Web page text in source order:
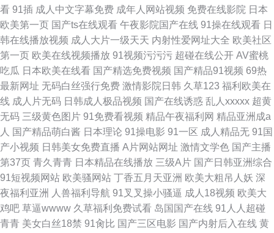
看 91插 成人中文字幕免费 成年人网站视频 免费在线影院 日本
欧美第一页 国产ts在线观看 午夜影院国产在线 91操在线观看 日
韩在线播放视频 成人大片一级天天 内射性爱网址大全 欧美社区
第一页 欧美在线视频播放 91视频污污污 超碰在线公开 AV蜜桃
吃瓜 日本欧美在线看 国产精选免费视频 国产精品91视频 69热
最新网址 无码白丝强行免费 激情影院日韩 久草123 福利欧美在
线 成人片无码 日韩成人极品视频 国产在线诱惑 乱人xxxxx 超黄
无码 三级黄色图片 91免费看视频 精品午夜福利网 精品亚洲成a
人 国产精品萌白酱 日本理论 91操电影 91一区 成人精品无 91国
产小视频 日韩美女免费直播 A片网站网址 激情文学色 国产主播
第37页 青久青青 日本精品在线播放 三级A片 国产日韩亚洲综合
91短视频网站 欧美骚网站 丁香五月天亚洲 欧美大粗吊人妖 深
夜福利亚洲
人兽福利导航 91叉叉操小骚逼 成人18视频 欧美大
鸡吧 草逼wwww 久草福利免费试看 岛国国产在线 91人人超碰
青青 美女白丝18禁 91肏比 国产三区电影 国产内射后入在线 黄